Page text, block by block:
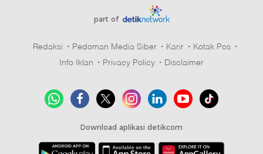
part of
Redaksi Pedoman Media Siber Karir
Kotak Pos
Info Iklan
Privacy Policy Disclaimer
Download aplikasi detikcom